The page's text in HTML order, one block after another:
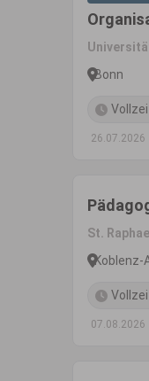
Bonn
26.07.2026
St.
Koblenz-
07.08.2026